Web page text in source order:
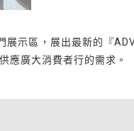
示區，展出最新的『
應廣大消費者行的需求。